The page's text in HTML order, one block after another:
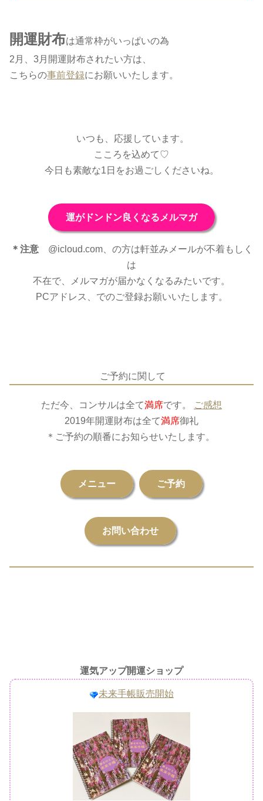
開運財布は通常枠がいっぱいの為
2月、3月開運財布されたい方は、
こちらの事前登録にお願いいたします。
いつも、応援しています。
こころを込めて♡
今日も素敵な1日をお過ごしくださいね。
運がドンドン良くなるメルマガ
＊注意@icloud.com、の方は軒並みメールが不着もしく
は
不在で、メルマガが届かなくなるみたいです。
PCアドレス、でのご登録お願いいたします。
ご予約に関して
ただ今、コンサルは全て満席です。
ご感想
2019年開運財布は全て満席御礼
＊ご予約の順番にお知らせいたします。
メニュー ご予約
お問い合わせ
運気アップ開運ショップ
未来手帳販売開始